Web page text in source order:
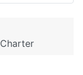
Charter